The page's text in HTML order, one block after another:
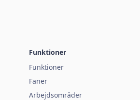
Funktioner
Funktioner
Faner
Arbejdsområder